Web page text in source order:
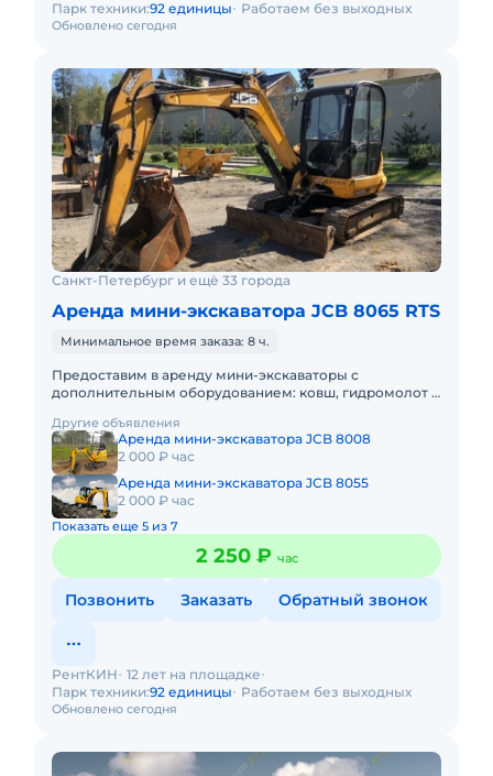
Обновлено сегодня
Парк техники:92 единицы Работаем без выходных
Санкт-Петербург и ещё 33 города
Аренда мини-экскаватора JCB 8065 RTS
Минимальное время заказа: 8 ч.
Предоставим в аренду мини-экскаваторы с
дополнительным оборудованием: ковш, гидромолот и
часов работы + 1 час
Другие объявления
Аренда мини-экскаватора JCB 8008
2 000 ₽ час
Аренда мини-экскаватора JCB 8055
2 000 ₽ час
Показать еще 5 из 7
2 250 ₽ час
Позвонить Заказать Обратный звонок
Обновлено сегодня
РентКИН 12 лет на площадке
Парк техники:92 единицы Работаем без выходных